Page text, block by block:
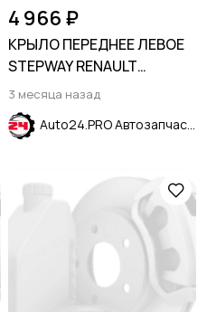
4 966 ₽
КРЫЛО ПЕРЕДНЕЕ ЛЕВОЕ
STEPWAY RENAULT
SANDERO 2008-2014
3 месяца назад
Auto24.PRO Автозапчасти